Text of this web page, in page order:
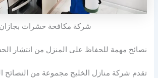
شركة مكافحة حشرات بجازان
نصائح مهمة للحفاظ على المنزل من انتشار
تقدم شركة منازل الخليج مجموعة من النصائح